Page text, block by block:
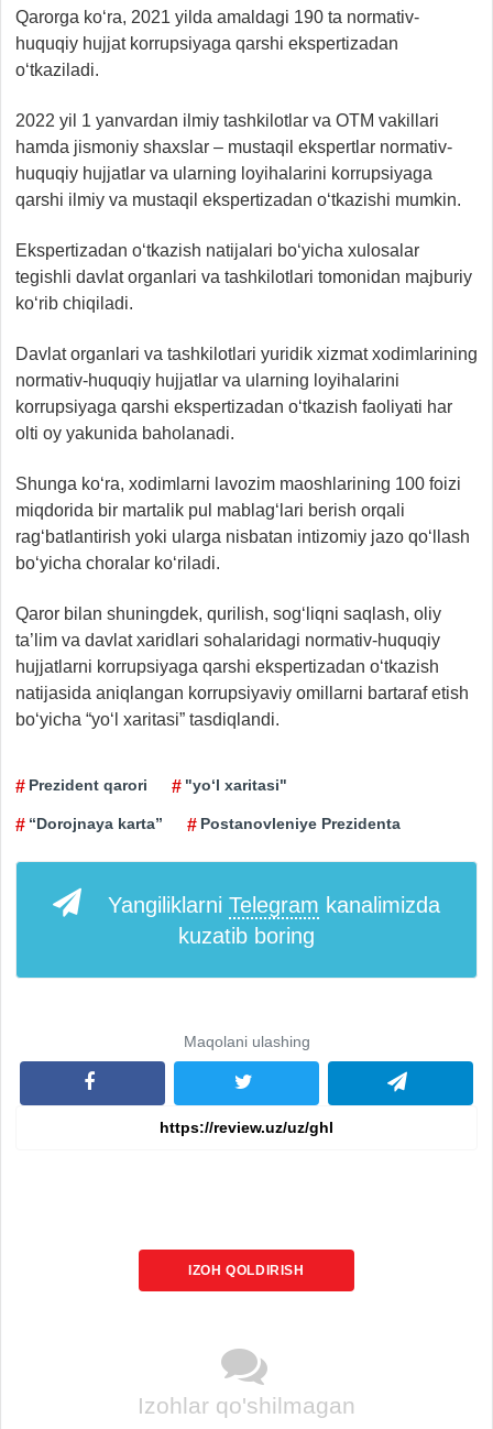
Qarorga ko‘ra, 2021 yilda amaldagi 190 ta normativ-
huquqiy hujjat korrupsiyaga qarshi ekspertizadan
o‘tkaziladi.
2022 yil 1 yanvardan ilmiy tashkilotlar va OTM vakillari
hamda jismoniy shaxslar – mustaqil ekspertlar normativ-
huquqiy hujjatlar va ularning loyihalarini korrupsiyaga
qarshi ilmiy va mustaqil ekspertizadan o‘tkazishi mumkin.
Ekspertizadan o‘tkazish natijalari bo‘yicha xulosalar
tegishli davlat organlari va tashkilotlari tomonidan majburiy
ko‘rib chiqiladi.
Davlat organlari va tashkilotlari yuridik xizmat xodimlarining
normativ-huquqiy hujjatlar va ularning loyihalarini
korrupsiyaga qarshi ekspertizadan o‘tkazish faoliyati har
olti oy yakunida baholanadi.
Shunga ko‘ra, xodimlarni lavozim maoshlarining 100 foizi
miqdorida bir martalik pul mablag‘lari berish orqali
rag‘batlantirish yoki ularga nisbatan intizomiy jazo qo‘llash
bo‘yicha choralar ko‘riladi.
Qaror bilan shuningdek, qurilish, sog‘liqni saqlash, oliy
ta’lim va davlat xaridlari sohalaridagi normativ-huquqiy
hujjatlarni korrupsiyaga qarshi ekspertizadan o‘tkazish
natijasida aniqlangan korrupsiyaviy omillarni bartaraf etish
bo‘yicha “yo‘l xaritasi” tasdiqlandi.
Prezident qarori "yo‘l xaritasi"
“Dorojnaya karta” Postanovleniye Prezidenta
Yangiliklarni Telegram kanalimizda
kuzatib boring
Maqolani ulashing
IZOH QOLDIRISH
Izohlar qo'shilmagan